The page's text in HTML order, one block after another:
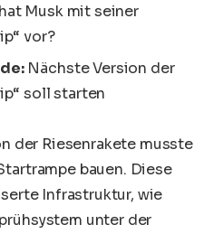
Musk mit seiner
vor?
Nächste Version der
soll starten
der Riesenrakete musste
bauen. Diese
Infrastruktur, wie
unter der